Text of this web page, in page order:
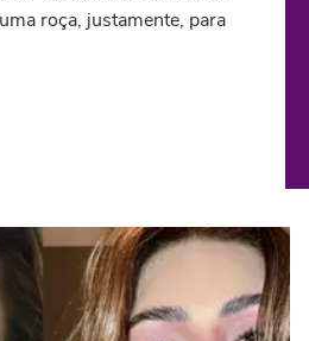
roça, justamente, para